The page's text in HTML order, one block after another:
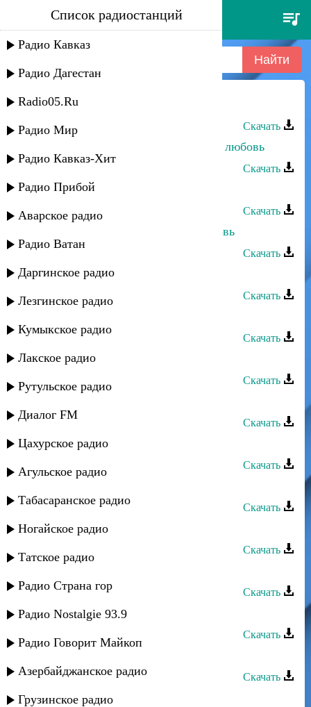
солтанат атаева - была любовь
Список радиостанций
Радио Кавказ
Радио Дагестан
Radio05.Ru
Радио Мир
Радио Кавказ-Хит
Радио Прибой
Аварское радио
Радио Ватан
Даргинское радио
Лезгинское радио
Кумыкское радио
Лакское радио
Рутульское радио
Диалог FM
Цахурское радио
Агульское радио
Табасаранское радио
Ногайское радио
Татское радио
Радио Страна гор
Радио Nostalgie 93.9
Радио Говорит Майкоп
Азербайджанское радио
Грузинское радио
Солтанат Атаева - Была любовь
Скачать
Солтанат Атаева - Что ты сделала, любовь
Скачать
Солтанат Атаева - Упреки мужу
Скачать
Анисат Абдулатипова - Была любовь
Скачать
Солтанат Атаева - Свадебная
Скачать
Скачать
Солтанат Атаева - Народу
Скачать
Скачать
Солтанат Атаева - Родное село
Скачать
Скачать
Солтанат Атаева - Без тебя
Скачать
Скачать
Солтанат Атаева - Где ты
Скачать
Скачать
Солтанат Атаева - Мамины глаза